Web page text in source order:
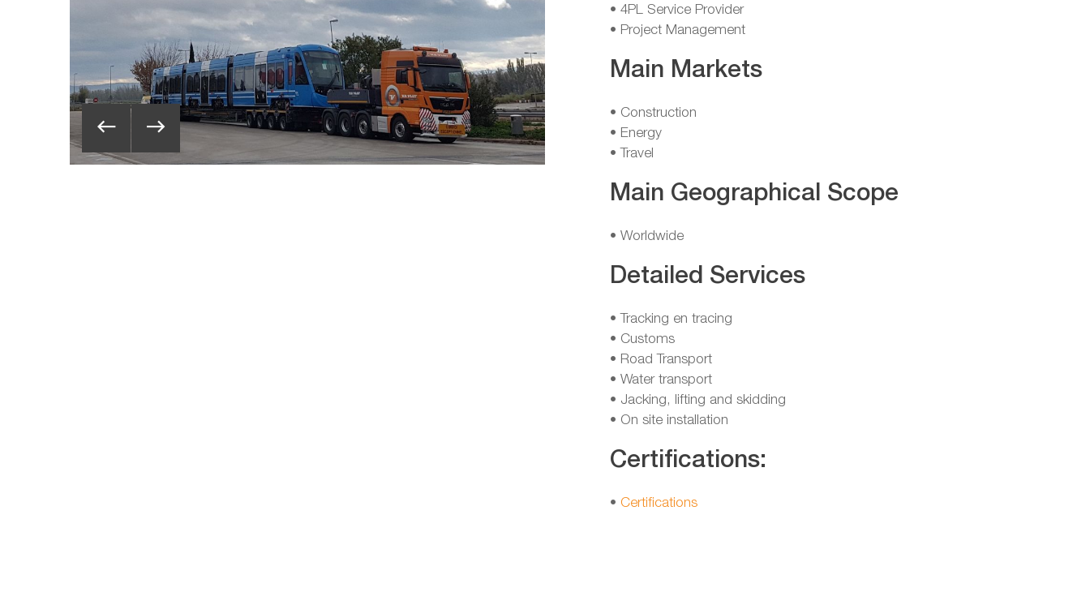
• 4PL Service Provider
• Project Management
Main Markets
• Construction
• Energy
• Travel
Main Geographical Scope
• Worldwide
Detailed Services
• Tracking en tracing
• Customs
• Road Transport
• Water transport
• Jacking, lifting and skidding
• On site installation
Certifications:
• Certifications